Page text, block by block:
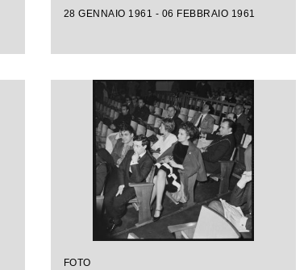
28 GENNAIO 1961 - 06 FEBBRAIO 1961
FOTO